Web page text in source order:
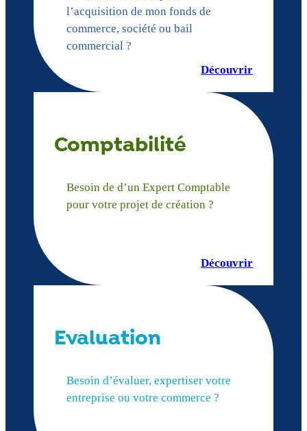
l’acquisition de mon fonds de
commerce, société ou bail
commercial ?
Découvrir
Comptabilité
Besoin de d’un Expert Comptable
pour votre projet de création ?
Découvrir
Evaluation
Besoin d’évaluer, expertiser votre
entreprise ou votre commerce ?